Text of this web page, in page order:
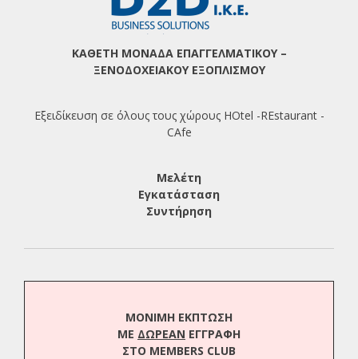
ΚΑΘΕΤΗ ΜΟΝΑΔΑ ΕΠΑΓΓΕΛΜΑΤΙΚΟΥ –
ΞΕΝΟΔΟΧΕΙΑΚΟΥ ΕΞΟΠΛΙΣΜΟΥ
Εξειδίκευση σε όλους τους χώρους HOtel -REstaurant -
CAfe
Μελέτη
Εγκατάσταση
Συντήρηση
ΜΟΝΙΜΗ ΕΚΠΤΩΣΗ
ΜΕ ΔΩΡΕΑΝ ΕΓΓΡΑΦΗ
ΣΤΟ MEMBERS CLUB